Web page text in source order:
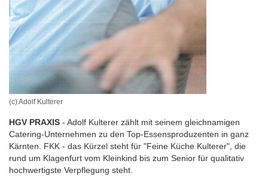
(c) Adolf Kulterer
HGV PRAXIS - Adolf Kulterer zählt mit seinem gleichnamigen
Catering-Unternehmen zu den Top-Essensproduzenten in ganz
Kärnten. FKK - das Kürzel steht für "Feine Küche Kulterer", die
rund um Klagenfurt vom Kleinkind bis zum Senior für qualitativ
hochwertigste Verpflegung steht.